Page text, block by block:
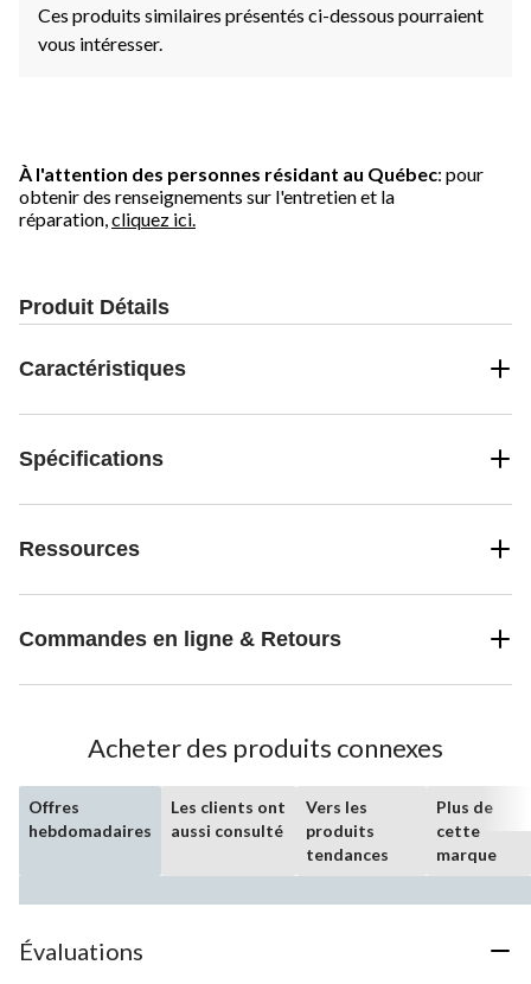
Ces produits similaires présentés ci-dessous pourraient
vous intéresser.
À l'attention des personnes résidant au Québec: pour
obtenir des renseignements sur l'entretien et la
réparation, cliquez ici.
Produit Détails
Caractéristiques
Spécifications
Ressources
Commandes en ligne & Retours
Acheter des produits connexes
Offres
hebdomadaires
Les clients ont
aussi consulté
Vers les
produits
tendances
Plus de
cette
marque
Évaluations